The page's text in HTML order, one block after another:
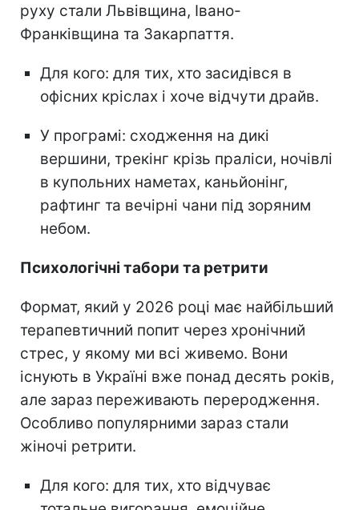
руху стали Львівщина, Івано-
Франківщина та Закарпаття.
Для кого: для тих, хто засидівся в
офісних кріслах і хоче відчути драйв.
У програмі: сходження на дикі
вершини, трекінг крізь праліси, ночівлі
в купольних наметах, каньйонінг,
рафтинг та вечірні чани під зоряним
небом.
Психологічні табори та ретрити
Формат, який у 2026 році має найбільший
терапевтичний попит через хронічний
стрес, у якому ми всі живемо. Вони
існують в Україні вже понад десять років,
але зараз переживають переродження.
Особливо популярними зараз стали
жіночі ретрити.
Для кого: для тих, хто відчуває